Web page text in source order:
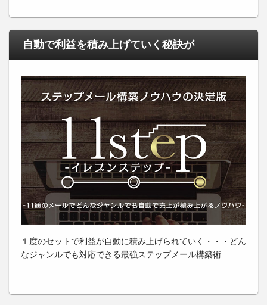
自動で利益を積み上げていく秘訣が
１度のセットで利益が自動に積み上げられていく・・・どん
なジャンルでも対応できる最強ステップメール構築術